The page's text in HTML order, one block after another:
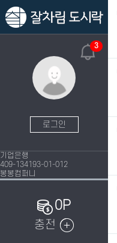
3
로그인
기업은행
409-134193-01-012
봉봉컴퍼니
0P
충전